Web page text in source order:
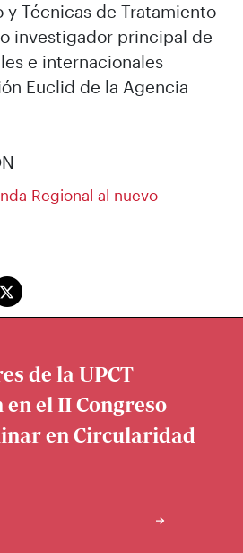
y Técnicas de Tratamiento
investigador principal de
e internacionales
Euclid de la Agencia
Regional al nuevo
de la UPCT
el II Congreso
en Circularidad